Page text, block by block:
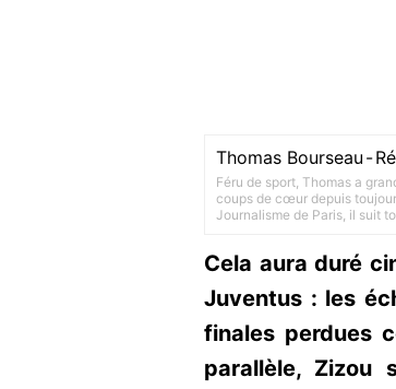
Thomas Bourseau -
Féru de sport, Thomas a
coups de cœur depuis
Journalisme de Paris, il suit
Cela aura duré
Juventus : les
finales perdues
parallèle,